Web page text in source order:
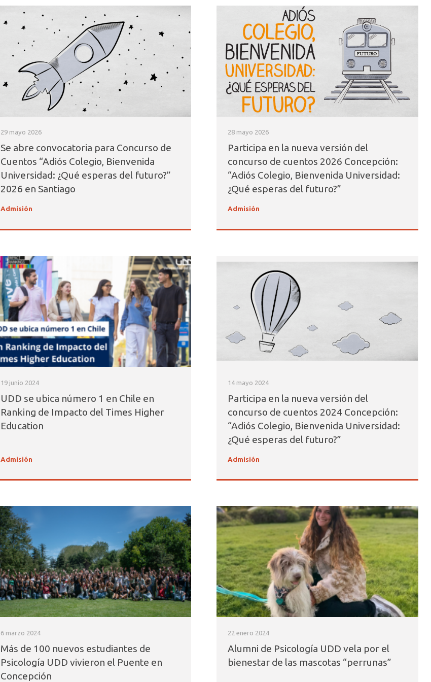
29 mayo 2026
Se abre convocatoria para Concurso de
Cuentos “Adiós Colegio, Bienvenida
Universidad: ¿Qué esperas del futuro?”
2026 en Santiago
Admisión
28 mayo 2026
Participa en la nueva versión del
concurso de cuentos 2026 Concepción:
“Adiós Colegio, Bienvenida Universidad:
¿Qué esperas del futuro?”
Admisión
19 junio 2024
UDD se ubica número 1 en Chile en
Ranking de Impacto del Times Higher
Education
Admisión
14 mayo 2024
Participa en la nueva versión del
concurso de cuentos 2024 Concepción:
“Adiós Colegio, Bienvenida Universidad:
¿Qué esperas del futuro?”
Admisión
6 marzo 2024
Más de 100 nuevos estudiantes de
Psicología UDD vivieron el Puente en
Concepción
22 enero 2024
Alumni de Psicología UDD vela por el
bienestar de las mascotas “perrunas”